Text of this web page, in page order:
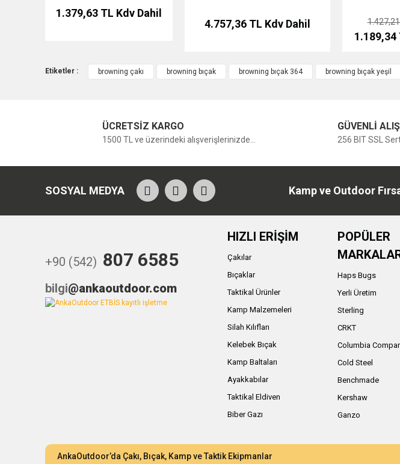
1.379,63 TL Kdv Dahil
4.757,36 TL Kdv Dahil
1.189,34
Etiketler : browning çakı browning bıçak browning bıçak 364 browning bıçak yeşil
ÜCRETSİZ KARGO
1500 TL ve üzerindeki alışverişlerinizde...
GÜVENLİ
256 BIT SSL
SOSYAL MEDYA Kamp ve Outdoor
+90 (542) 807 6585
bilgi@ankaoutdoor.com
HIZLI ERİŞİM
Çakılar
Bıçaklar
Taktikal Ürünler
Kamp Malzemeleri
Silah Kılıfları
Kelebek Bıçak
Kamp Baltaları
Ayakkabılar
Taktikal Eldiven
Biber Gazı
POPÜLER
Haps Bugs
Yerli Üretim
Sterling
CRKT
Columbia
Cold Steel
Benchmade
Kershaw
Ganzo
AnkaOutdoor’da Çakı, Bıçak, Kamp ve Taktik Ekipmanlar